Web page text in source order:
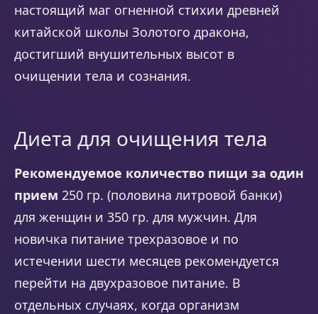
настоящий маг огненной стихии древней
китайской школы Золотого дракона,
достигший внушительных высот в
очищении тела и сознания.
Диета для очищения тела
Рекомендуемое количество пищи за один
прием 250 гр. (половина литровой банки)
для женщин и 350 гр. для мужчин. Для
новичка питание трехразовое и по
истечении шести месяцев рекомендуется
перейти на двухразовое питание. В
отдельных случаях, когда организм